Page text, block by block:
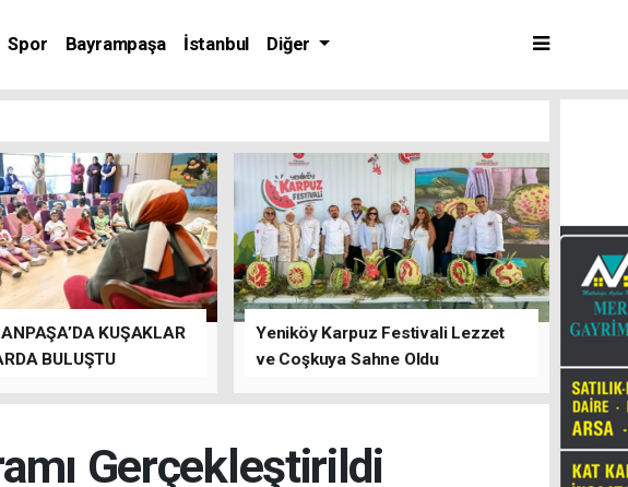
Spor Bayrampaşa İstanbul Diğer
KUŞAKLAR
BULUŞTU
Yeniköy Karpuz Festivali Lezzet
ve Coşkuya Sahne Oldu
Gerçekleştirildi